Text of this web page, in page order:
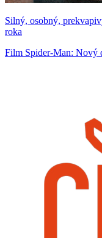
Silný, osobný,
roka
Film Spider-Man: Nový